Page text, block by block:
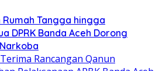
Rumah Tangga hingga
DPRK Banda Aceh Dorong